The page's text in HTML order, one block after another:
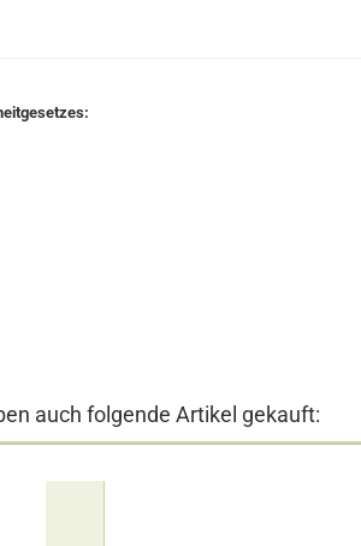
auch folgende Artikel gekauft: